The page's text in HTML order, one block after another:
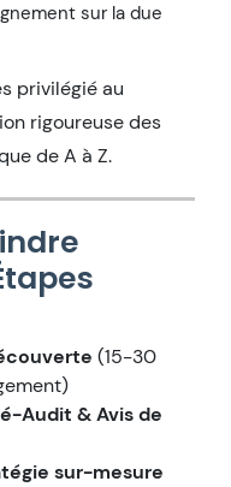
sur la due
privilégié au
rigoureuse des
de A à Z.
(15-30
Audit & Avis de
sur-mesure